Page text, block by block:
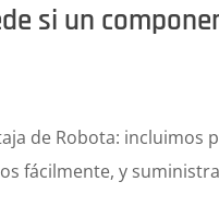
si un
de Robota: incluimos
fácilmente, y